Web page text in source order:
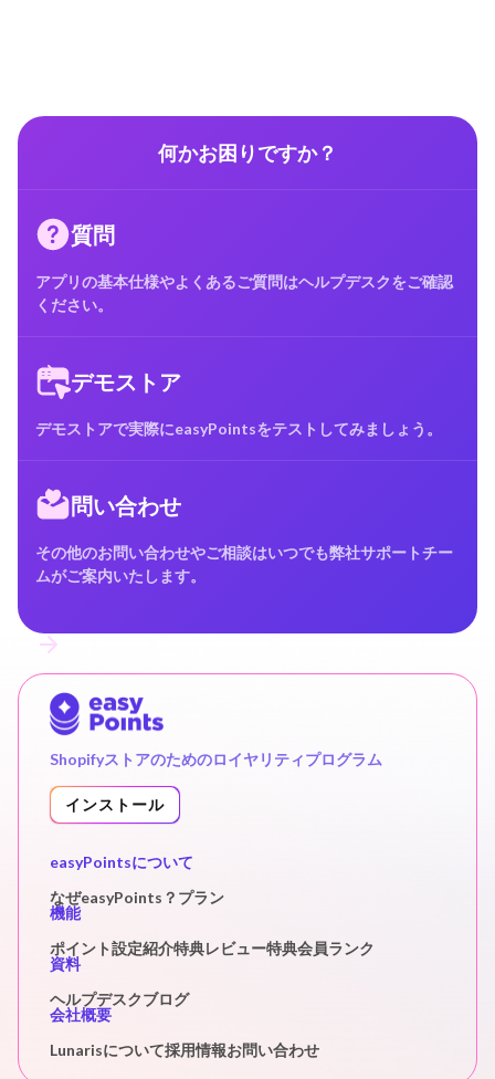
何かお困りですか？
質問
アプリの基本仕様やよくあるご質問はヘルプデスクをご確認
ください。
デモストア
デモストアで実際にeasyPointsをテストしてみましょう。
問い合わせ
その他のお問い合わせやご相談はいつでも弊社サポートチー
ムがご案内いたします。
Shopifyストアのためのロイヤリティプログラム
インストール
easyPointsについて
なぜeasyPoints？ プラン
機能
ポイント設定紹介特典レビュー特典会員ランク
資料
ヘルプデスクブログ
会社概要
Lunarisについて採用情報お問い合わせ